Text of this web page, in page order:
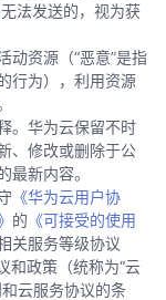
法发送的，视为获
动资源（“恶意”是指
行为），利用资源
。华为云保留不时
、修改或删除于公
最新内容。
《华为云用户协
的 《可接受的使用
关服务等级协议
和政策（统称为“云
云服务协议的条